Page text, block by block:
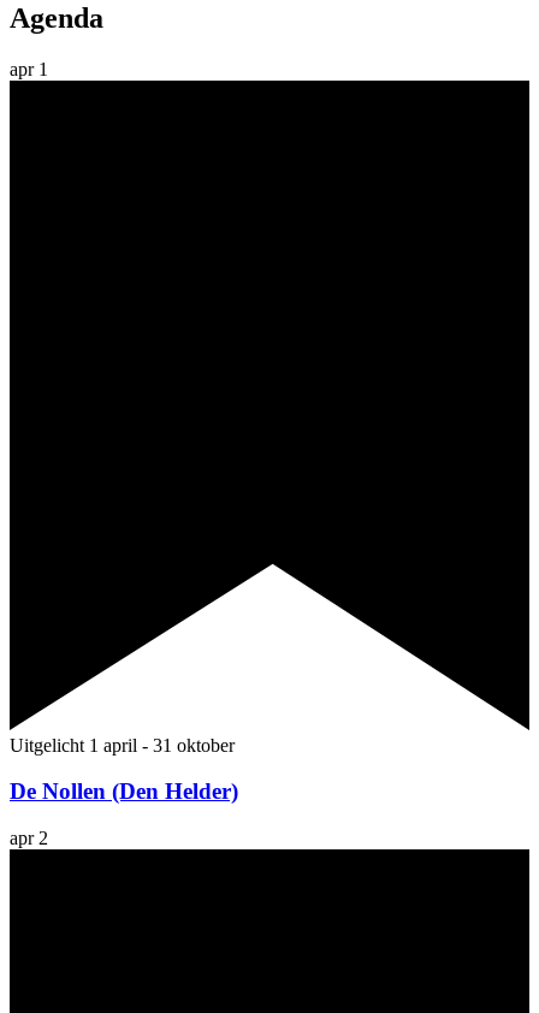
Agenda
apr 1
Uitgelicht 1 april - 31 oktober
De Nollen (Den Helder)
apr 2